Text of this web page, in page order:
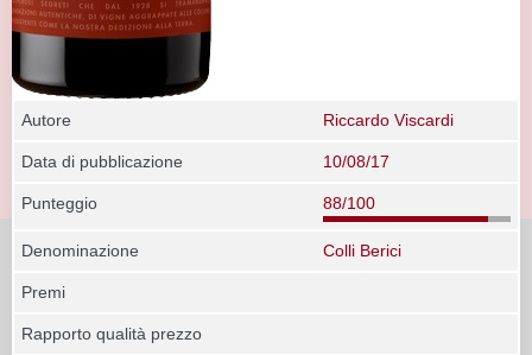
Autore Riccardo Viscardi
Data di pubblicazione 10/08/17
Punteggio 88/100
Denominazione Colli Berici
Premi
Rapporto qualità prezzo